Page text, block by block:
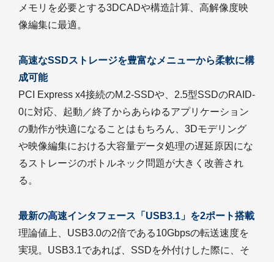
メモリを必要とする3DCADや構造計算、高解像度映
像編集に最適。
高速なSSDストレージを豊富なメニューから柔軟に構
成可能
PCI Express x4接続のM.2-SSDや、2.5型SSDのRAID-
0に対応、起動／終了からあらゆるアプリケーション
の動作が快適になることはもちろん、3Dモデリング
や映像編集における大容量データ処理の遅延原因にな
るストレージのボトルネック問題が大きく改善され
る。
最新の高速インタフェース「USB3.1」を2ポート搭載
理論値上、USB3.0の2倍である10Gbpsの転送速度を
実現。USB3.1であれば、SSDを外付けした際に、そ